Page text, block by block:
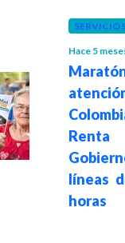
Hace 5
líneas
horas